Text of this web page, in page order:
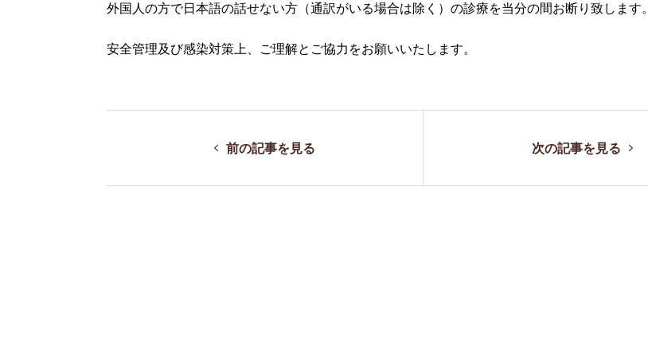
外国人の方で日本語の話せない方（通訳がいる場合は除く）の診療を当分の間お断り致します。
安全管理及び感染対策上、ご理解とご協力をお願いいたします。
前の記事を見る 次の記事を見る